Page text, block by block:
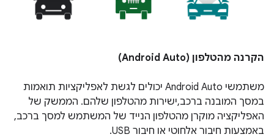
הקרנה מהטלפון (Android Auto)
משתמשי Android Auto יכולים לגשת לאפליקציות תואמות
במסך המובנה ברכב,ישירות מהטלפון שלהם. הממשק של
האפליקציה מוקרן מהטלפון הנייד של המשתמש למסך ברכב,
באמצעות חיבור אלחוטי או חיבור USB.